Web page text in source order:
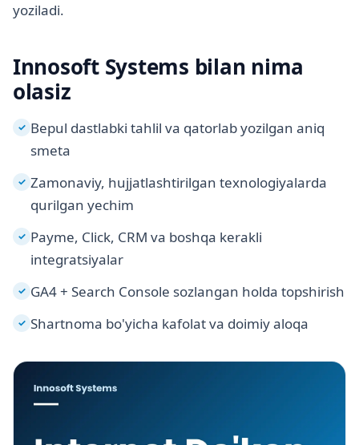
yoziladi.
Innosoft Systems bilan nima
olasiz
✓ Bepul dastlabki tahlil va qatorlab yozilgan aniq
smeta
✓ Zamonaviy, hujjatlashtirilgan texnologiyalarda
qurilgan yechim
✓ Payme, Click, CRM va boshqa kerakli
integratsiyalar
✓ GA4 + Search Console sozlangan holda topshirish
✓ Shartnoma bo'yicha kafolat va doimiy aloqa